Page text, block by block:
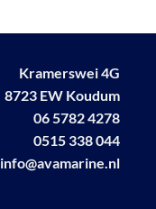
Kramerswei 4G
8723 EW Koudum
06 5782 4278
0515 338 044
info@avamarine.nl